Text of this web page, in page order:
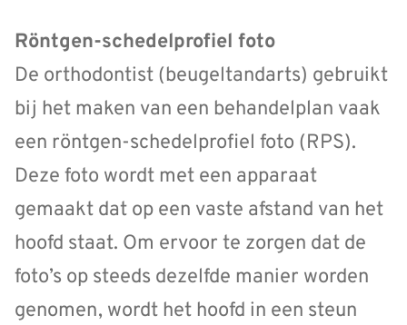
Röntgen-schedelprofiel foto
De orthodontist (beugeltandarts) gebruikt
bij het maken van een behandelplan vaak
een röntgen-schedelprofiel foto (RPS).
Deze foto wordt met een apparaat
gemaakt dat op een vaste afstand van het
hoofd staat. Om ervoor te zorgen dat de
foto’s op steeds dezelfde manier worden
genomen, wordt het hoofd in een steun